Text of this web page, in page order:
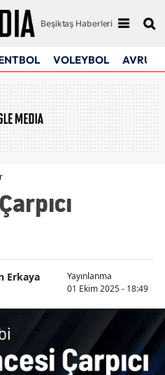
Beşiktaş Haberleri
VOLEYBOL
Erkaya
Yayınlanma
01 Ekim 2025 - 18:49